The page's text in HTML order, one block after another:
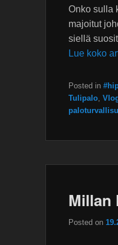
Onko sulla
majoitut
siellä
Lue koko
Posted in
Tulipalo
Millan
Posted on